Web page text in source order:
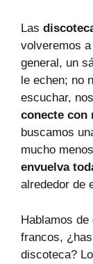
Las
volveremos
general, un
le echen; no
escuchar,
conecte con
buscamos
mucho
envuelva
alrededor de
Hablamos
francos,
discoteca?